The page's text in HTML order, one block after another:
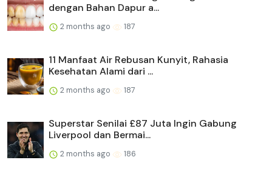
dengan Bahan Dapur a...
2 months ago 187
11 Manfaat Air Rebusan Kunyit, Rahasia
Kesehatan Alami dari ...
2 months ago 187
Superstar Senilai £87 Juta Ingin Gabung
Liverpool dan Bermai...
2 months ago 186